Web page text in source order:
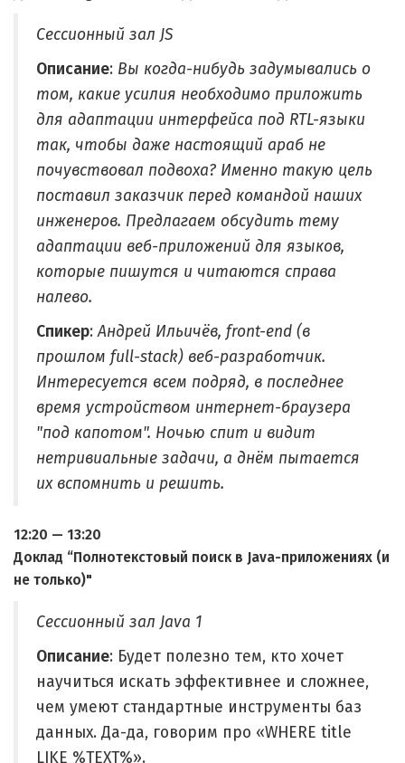
Сессионный зал JS
Описание: Вы когда-нибудь задумывались о
том, какие усилия необходимо приложить
для адаптации интерфейса под RTL-языки
так, чтобы даже настоящий араб не
почувствовал подвоха? Именно такую цель
поставил заказчик перед командой наших
инженеров. Предлагаем обсудить тему
адаптации веб-приложений для языков,
которые пишутся и читаются справа
налево.
Спикер:Андрей Ильичёв, front-end (в
прошлом full-stack) веб-разработчик.
Интересуется всем подряд, в последнее
время устройством интернет-браузера
"под капотом". Ночью спит и видит
нетривиальные задачи, а днём пытается
их вспомнить и решить.
12:20 — 13:20
Доклад “Полнотекстовый поиск в Java-приложениях (и
не только)"
Сессионный зал Java 1
Описание: Будет полезно тем, кто хочет
научиться искать эффективнее и сложнее,
чем умеют стандартные инструменты баз
данных. Да-да, говорим про «WHERE title
LIKE %TEXT%».